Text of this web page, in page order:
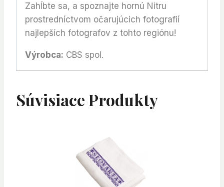
Zahĺbte sa, a spoznajte hornú Nitru
prostredníctvom očarujúcich fotografií
najlepších fotografov z tohto regiónu!
Výrobca: CBS spol.
Súvisiace Produkty